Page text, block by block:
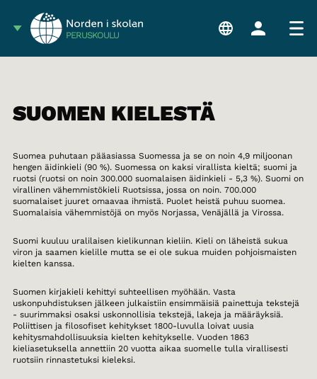
PERUSKOULU
SUOMEN KIELESTÄ
Suomea puhutaan pääasiassa Suomessa ja se on noin 4,9 miljoonan
hengen äidinkieli (90 %). Suomessa on kaksi virallista kieltä; suomi ja
ruotsi (ruotsi on noin 300.000 suomalaisen äidinkieli - 5,3 %). Suomi on
virallinen vähemmistökieli Ruotsissa, jossa on noin. 700.000
suomalaiset juuret omaavaa ihmistä. Puolet heistä puhuu suomea.
Suomalaisia vähemmistöjä on myös Norjassa, Venäjällä ja Virossa.
Suomi kuuluu uralilaisen kielikunnan kieliin. Kieli on läheistä sukua
viron ja saamen kielille mutta se ei ole sukua muiden pohjoismaisten
kielten kanssa.
Suomen kirjakieli kehittyi suhteellisen myöhään. Vasta
uskonpuhdistuksen jälkeen julkaistiin ensimmäisiä painettuja tekstejä
- suurimmaksi osaksi uskonnollisia tekstejä, lakeja ja määräyksiä.
Poliittisen ja filosofiset kehitykset 1800-luvulla loivat uusia
kehitysmahdollisuuksia kielten kehitykselle. Vuoden 1863
kieliasetuksella annettiin 20 vuotta aikaa suomelle tulla virallisesti
ruotsiin rinnastetuksi kieleksi.